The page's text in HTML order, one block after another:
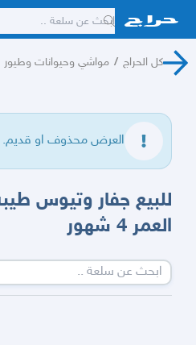
كل الحراج / مواشي وحيوانات وطيور
العرض محذوف او قديم.
للبيع جفار وتيوس
العمر 4 شهور